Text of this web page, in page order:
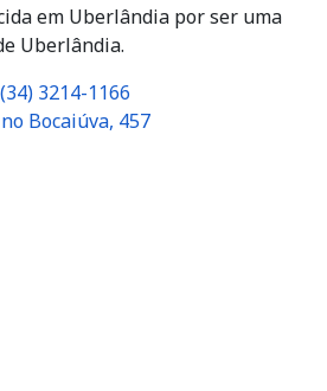
em Uberlândia por ser uma
Uberlândia.
(34) 3214-1166
Bocaiúva, 457